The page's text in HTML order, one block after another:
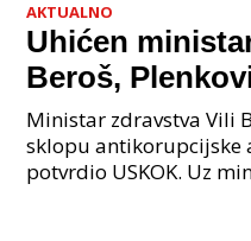
AKTUALNO
Uhićen
Beroš,
Istraga
Ministar zdravstva Vili
sklopu antikorupcijske
potvrdio USKOK. Uz